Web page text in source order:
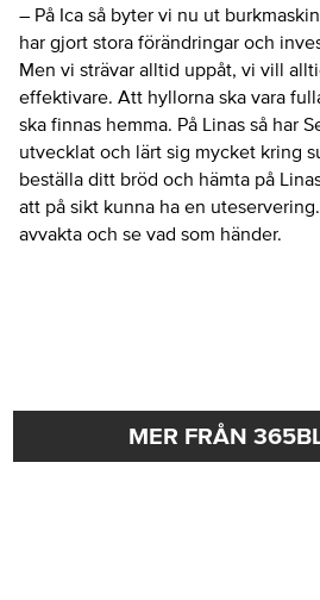
– På Ica så byter vi nu ut
har gjort stora förändringar och
Men vi strävar alltid uppåt, vi vill
effektivare. Att hyllorna ska vara
ska finnas hemma. På Linas så har
utvecklat och lärt sig mycket kring
beställa ditt bröd och hämta på
att på sikt kunna ha en
avvakta och se vad som händer.
MER FRÅN